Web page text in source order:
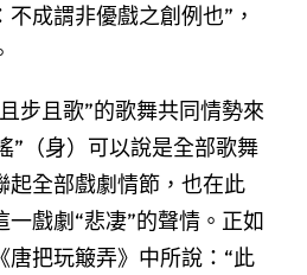
成謂非優戲之創例也”，
步且歌”的歌舞共同情勢來
”（身）可以說是全部歌舞
起全部戲劇情節，也在此
戲劇“悲凄”的聲情。正如
唐把玩簸弄》中所說：“此